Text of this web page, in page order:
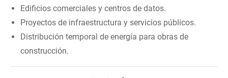
Edificios comerciales y centros de datos.
Proyectos de infraestructura y servicios públicos.
Distribución temporal de energía para obras de
construcción.